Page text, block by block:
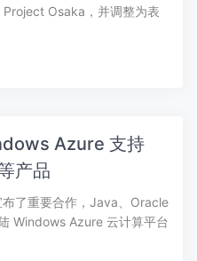
Osaka，并调整为表
Azure 支持
产品
了重要合作，Java、Oracle
Windows Azure 云计算平台